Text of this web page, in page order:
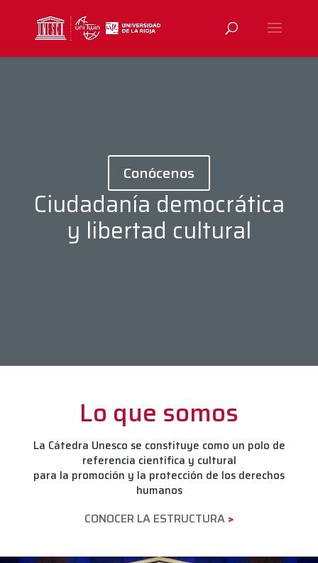
Conócenos
Ciudadanía democrática
y libertad cultural
Lo que somos
La Cátedra Unesco se constituye como un polo de
referencia científica y cultural
para la promoción y la protección de los derechos
humanos
CONOCER LA ESTRUCTURA >